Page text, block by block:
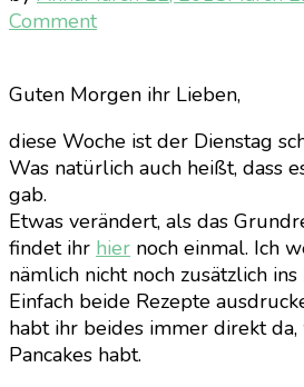
Commenton
Pancakes
mit
selbstgemachtem
Erdbeersirup
Guten Morgen ihr Lieben,
diese Woche ist der Dienstag
Was natürlich auch heißt, dass
gab.
Etwas verändert, als das
findet ihr hier noch einmal. Ich
nämlich nicht noch zusätzlich ins
Einfach beide Rezepte
habt ihr beides immer direkt
Pancakes habt.